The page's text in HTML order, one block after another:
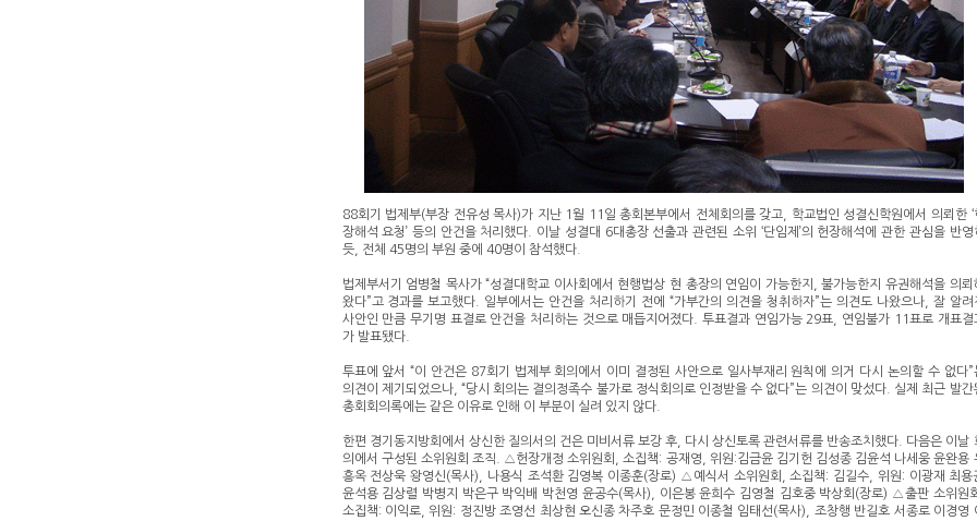
88회기 법제부(부장 전유성 목사)가 지난 1월 11일 총회본부에서 전체회의를 갖고, 학교법인 성결신학원에서 의뢰한 ‘
장해석 요청’ 등의 안건을 처리했다. 이날 성결대 6대총장 선출과 관련된 소위 ‘단임제’의 헌장해석에 관한 관심을 반영
듯, 전체 45명의 부원 중에 40명이 참석했다.
법제부서기 엄병철 목사가 “성결대학교 이사회에서 현행법상 현 총장의 연임이 가능한지, 불가능한지 유권해석을 의뢰
왔다”고 경과를 보고했다. 일부에서는 안건을 처리하기 전에 “가부간의 의견을 청취하자”는 의견도 나왔으나, 잘 알려
사안인 만큼 무기명 표결로 안건을 처리하는 것으로 매듭지어졌다. 투표결과 연임가능 29표, 연임불가 11표로 개표결
가 발표됐다.
투표에 앞서 “이 안건은 87회기 법제부 회의에서 이미 결정된 사안으로 일사부재리 원칙에 의거 다시 논의할 수 없다”
의견이 제기되었으나, “당시 회의는 결의정족수 불가로 정식회의로 인정받을 수 없다”는 의견이 맞섰다. 실제 최근 발간
총회회의록에는 같은 이유로 인해 이 부분이 실려 있지 않다.
한편 경기동지방회에서 상신한 질의서의 건은 미비서류 보강 후, 다시 상신토록 관련서류를 반송조치했다. 다음은 이날
의에서 구성된 소위원회 조직. △헌장개정 소위원회, 소집책: 공재영, 위원:김금윤 김기헌 김성종 김윤석 나세웅 윤완용
흥옥 전상욱 왕영신(목사), 나용식 조석환 김영복 이종훈(장로) △예식서 소위원회, 소집책: 김길수, 위원: 이광재 최용
윤석용 김상렬 박병지 박은구 박익배 박천영 윤공수(목사), 이은봉 윤희수 김영철 김호중 박상회(장로) △출판 소위원
소집책: 이익로, 위원: 정진방 조영선 최상현 오신종 차주호 문정민 이종철 임태선(목사), 조창행 반길호 서종로 이경영